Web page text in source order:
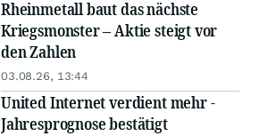
Rheinmetall baut das nächste
Kriegsmonster – Aktie steigt vor
den Zahlen
03.08.26, 13:44
United Internet verdient mehr -
Jahresprognose bestätigt